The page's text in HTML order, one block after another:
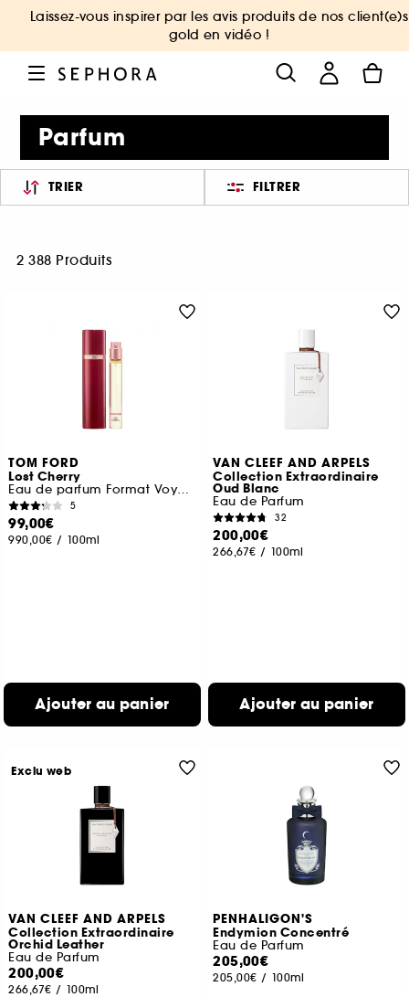
Laissez-vous inspirer par les avis produits de nos client(e)s
gold en vidéo !
Parfum
TRIER FILTRER
2 388 Produits
TOM FORD
Lost Cherry
Eau de parfum Format Voyage
5
99,00€
990,00€ / 100ml
Ajouter au panier
VAN CLEEF AND ARPELS
Collection Extraordinaire
Oud Blanc
Eau de Parfum
32
200,00€
266,67€ / 100ml
Ajouter au panier
VAN CLEEF AND ARPELS
Collection Extraordinaire
Orchid Leather
Eau de Parfum
200,00€
266,67€ / 100ml
Exclu web
PENHALIGON'S
Endymion Concentré
Eau de Parfum
205,00€
205,00€ / 100ml